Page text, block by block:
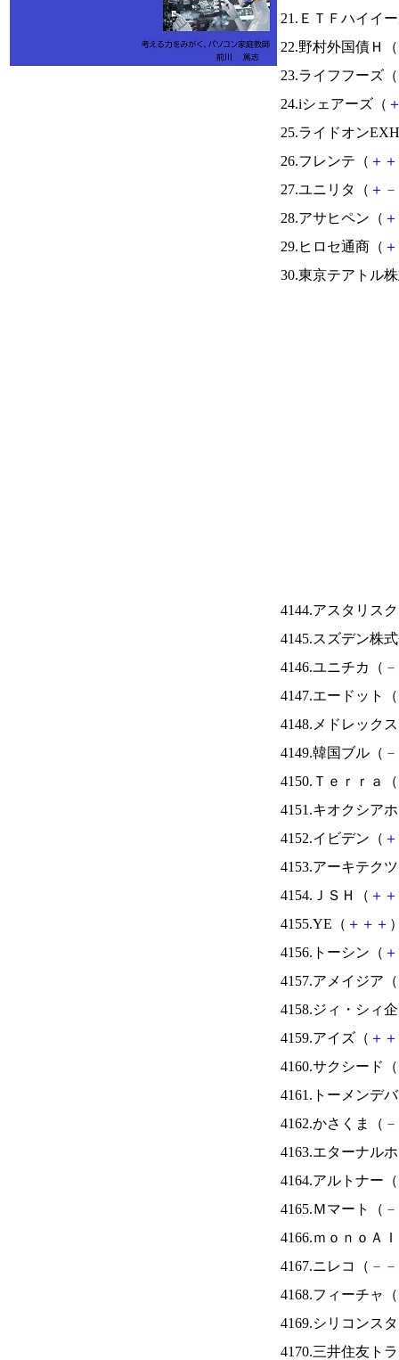
21.ＥＴＦハイイ
22.野村外国債Ｈ（
23.ライフフーズ（
24.iシェアーズ（
25.ライドオン
26.フレンテ（ ＋ ＋
27.ユニリタ（ ＋ －
28.アサヒペン（ ＋
29.ヒロセ通商（ ＋
30.東京テアトル
4144.アスタリス
4145.スズデン株
4146.ユニチカ（ －
4147.エードット（
4148.メドレック
4149.韓国ブル（ －
4150.Ｔｅｒｒａ（
4151.キオクシア
4152.イビデン（ ＋
4153.アーキテク
4154.ＪＳＨ（ ＋ ＋
4155.YE（ ＋ ＋ ＋
4156.トーシン（ ＋
4157.アメイジア（
4158.ジィ・シィ
4159.アイズ（ ＋ ＋
4160.サクシード（
4161.トーメンデ
4162.かさくま（ －
4163.エターナル
4164.アルトナー（
4165.Ｍマート（ －
4166.ｍｏｎｏＡ
4167.ニレコ（ － －
4168.フィーチャ（
4169.シリコンス
4170.三井住友ト